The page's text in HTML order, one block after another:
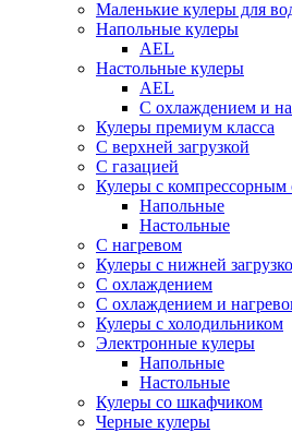
Маленькие кулеры для
Напольные кулеры
AEL
Настольные кулеры
AEL
С охлаждением и
Кулеры премиум класса
С верхней загрузкой
С газацией
Кулеры с компрессорным
Напольные
Настольные
С нагревом
Кулеры с нижней
С охлаждением
С охлаждением и
Кулеры с холодильником
Электронные кулеры
Напольные
Настольные
Кулеры со шкафчиком
Черные кулеры